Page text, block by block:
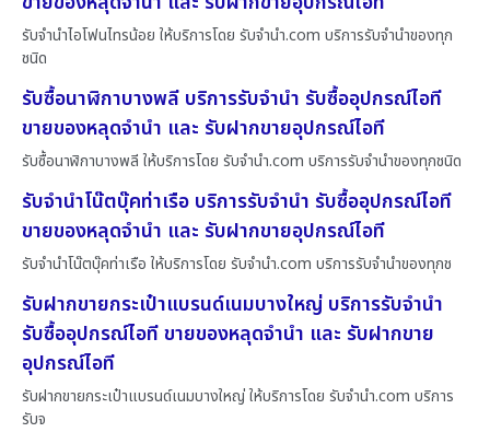
รับจำนำไอโฟนไทรน้อย ให้บริการโดย รับจํานํา.com บริการรับจำนำของทุก
ชนิด
รับซื้อนาฬิกาบางพลี บริการรับจำนำ รับซื้ออุปกรณ์ไอที
ขายของหลุดจำนำ และ รับฝากขายอุปกรณ์ไอที
รับซื้อนาฬิกาบางพลี ให้บริการโดย รับจํานํา.com บริการรับจำนำของทุกชนิด
รับจำนำโน๊ตบุ๊คท่าเรือ บริการรับจำนำ รับซื้ออุปกรณ์ไอที
ขายของหลุดจำนำ และ รับฝากขายอุปกรณ์ไอที
รับจำนำโน๊ตบุ๊คท่าเรือ ให้บริการโดย รับจํานํา.com บริการรับจำนำของทุกช
รับฝากขายกระเป๋าแบรนด์เนมบางใหญ่ บริการรับจำนำ
รับซื้ออุปกรณ์ไอที ขายของหลุดจำนำ และ รับฝากขาย
อุปกรณ์ไอที
รับฝากขายกระเป๋าแบรนด์เนมบางใหญ่ ให้บริการโดย รับจํานํา.com บริการ
รับจ